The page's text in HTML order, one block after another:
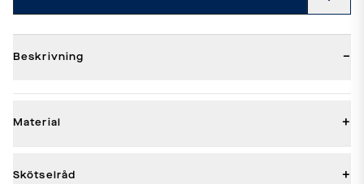
Beskrivning −
Material +
Skötselråd +